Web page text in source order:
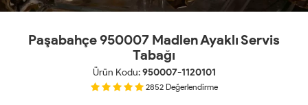
Paşabahçe 950007 Madlen Ayaklı Servis
Tabağı
Ürün Kodu:950007-1120101
2852 Değerlendirme